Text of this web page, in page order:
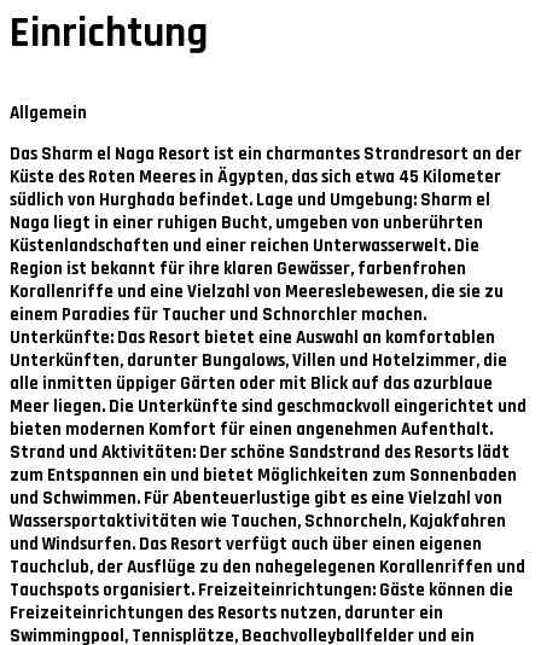
Einrichtung
Allgemein
Das Sharm el Naga Resort ist ein charmantes Strandresort an der
Küste des Roten Meeres in Ägypten, das sich etwa 45 Kilometer
südlich von Hurghada befindet. Lage und Umgebung: Sharm el
Naga liegt in einer ruhigen Bucht, umgeben von unberührten
Küstenlandschaften und einer reichen Unterwasserwelt. Die
Region ist bekannt für ihre klaren Gewässer, farbenfrohen
Korallenriffe und eine Vielzahl von Meereslebewesen, die sie zu
einem Paradies für Taucher und Schnorchler machen.
Unterkünfte: Das Resort bietet eine Auswahl an komfortablen
Unterkünften, darunter Bungalows, Villen und Hotelzimmer, die
alle inmitten üppiger Gärten oder mit Blick auf das azurblaue
Meer liegen. Die Unterkünfte sind geschmackvoll eingerichtet und
bieten modernen Komfort für einen angenehmen Aufenthalt.
Strand und Aktivitäten: Der schöne Sandstrand des Resorts lädt
zum Entspannen ein und bietet Möglichkeiten zum Sonnenbaden
und Schwimmen. Für Abenteuerlustige gibt es eine Vielzahl von
Wassersportaktivitäten wie Tauchen, Schnorcheln, Kajakfahren
und Windsurfen. Das Resort verfügt auch über einen eigenen
Tauchclub, der Ausflüge zu den nahegelegenen Korallenriffen und
Tauchspots organisiert. Freizeiteinrichtungen: Gäste können die
Freizeiteinrichtungen des Resorts nutzen, darunter ein
Swimmingpool, Tennisplätze, Beachvolleyballfelder und ein